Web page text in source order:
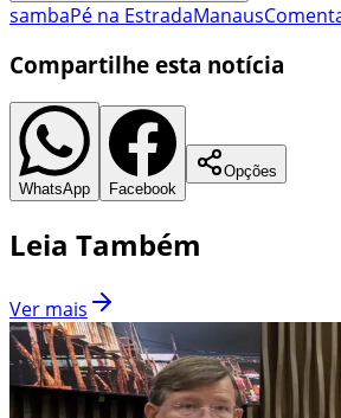
sambaPé na EstradaManaus
Compartilhe esta notícia
WhatsApp Facebook
Opções
Leia Também
Ver mais